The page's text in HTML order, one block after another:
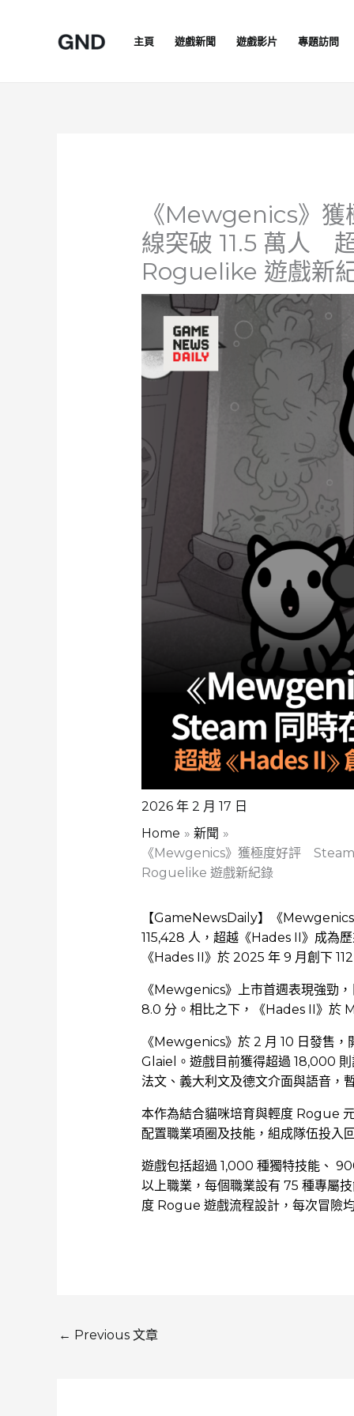
主頁 遊戲新聞 遊戲影片 專題訪問
《Mewgenics》
線突破 11.5 萬人
Roguelike 遊戲新
2026 年 2 月 17 日
Home
新聞
《Mewgenics》獲極度好評
Roguelike 遊戲新紀錄
【GameNewsDaily】《
115,428 人，超越《Hades II》成為
《Hades II》於 2025 年 9 月創下
《Mewgenics》上市首週表現強勁
8.0 分。相比之下，《Hades II》於
《Mewgenics》於 2 月 10 日發售
Glaiel。遊戲目前獲得超過 18,000
法文、義大利文及德文介面與語音，
本作為結合貓咪培育與輕度 Rogue
配置職業項圈及技能，組成隊伍投入
遊戲包括超過 1,000 種獨特技能、
以上職業，每個職業設有 75 種專屬
度 Rogue 遊戲流程設計，每次冒險
← Previous 文章